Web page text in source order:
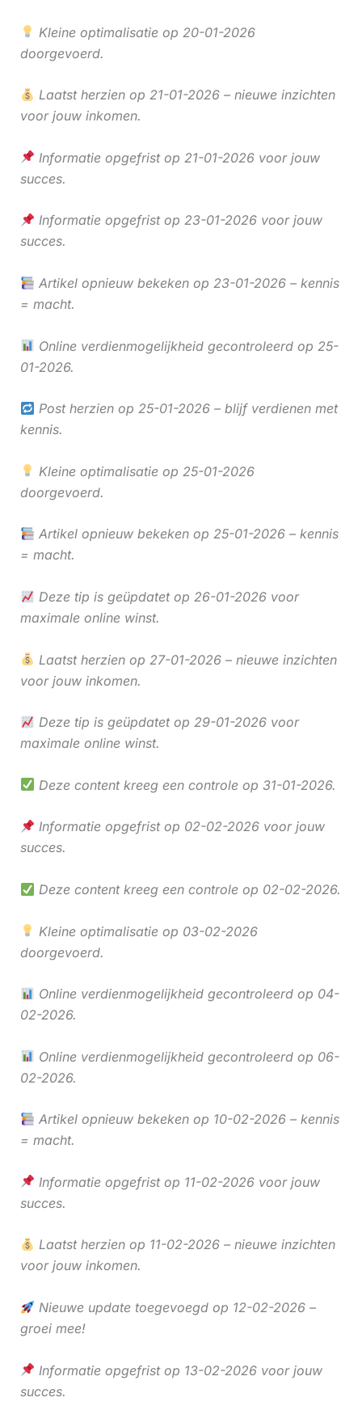
Kleine optimalisatie op 20-01-2026
doorgevoerd.
Laatst herzien op 21-01-2026 – nieuwe inzichten
voor jouw inkomen.
Informatie opgefrist op 21-01-2026 voor jouw
succes.
Informatie opgefrist op 23-01-2026 voor jouw
succes.
Artikel opnieuw bekeken op 23-01-2026 – kennis
= macht.
Online verdienmogelijkheid gecontroleerd op 25-
01-2026.
Post herzien op 25-01-2026 – blijf verdienen met
kennis.
Kleine optimalisatie op 25-01-2026
doorgevoerd.
Artikel opnieuw bekeken op 25-01-2026 – kennis
= macht.
Deze tip is geüpdatet op 26-01-2026 voor
maximale online winst.
Laatst herzien op 27-01-2026 – nieuwe inzichten
voor jouw inkomen.
Deze tip is geüpdatet op 29-01-2026 voor
maximale online winst.
Deze content kreeg een controle op 31-01-2026.
Informatie opgefrist op 02-02-2026 voor jouw
succes.
Deze content kreeg een controle op 02-02-2026.
Kleine optimalisatie op 03-02-2026
doorgevoerd.
Online verdienmogelijkheid gecontroleerd op 04-
02-2026.
Online verdienmogelijkheid gecontroleerd op 06-
02-2026.
Artikel opnieuw bekeken op 10-02-2026 – kennis
= macht.
Informatie opgefrist op 11-02-2026 voor jouw
succes.
Laatst herzien op 11-02-2026 – nieuwe inzichten
voor jouw inkomen.
Nieuwe update toegevoegd op 12-02-2026 –
groei mee!
Informatie opgefrist op 13-02-2026 voor jouw
succes.